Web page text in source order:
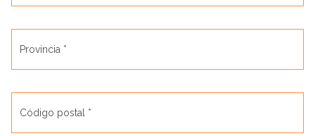
Provincia *
Código postal *